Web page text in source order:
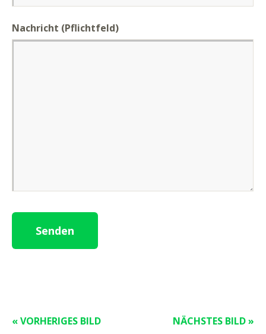
Nachricht (Pflichtfeld)
« VORHERIGES BILD NÄCHSTES BILD »